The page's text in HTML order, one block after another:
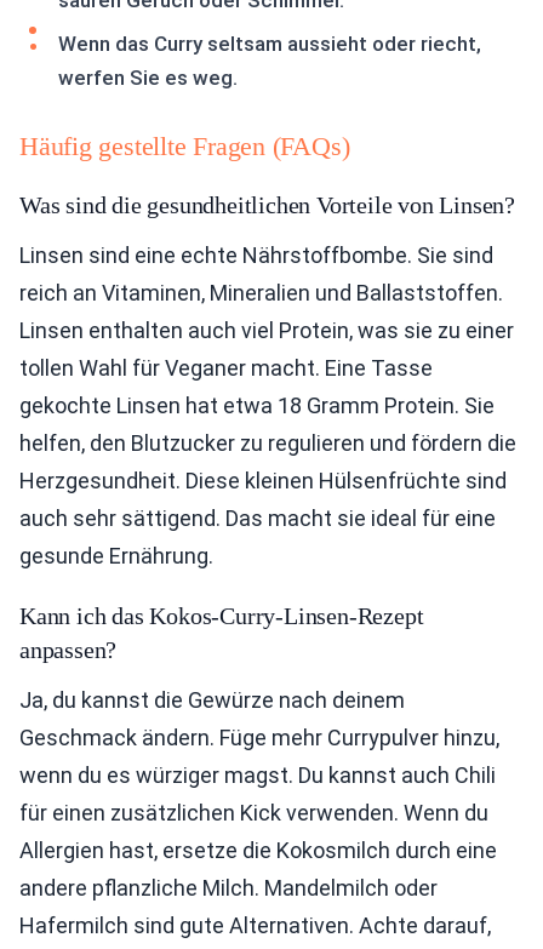
Wenn das Curry seltsam aussieht oder riecht,
werfen Sie es weg.
Häufig gestellte Fragen (FAQs)
Was sind die gesundheitlichen Vorteile von Linsen?
Linsen sind eine echte Nährstoffbombe. Sie sind
reich an Vitaminen, Mineralien und Ballaststoffen.
Linsen enthalten auch viel Protein, was sie zu einer
tollen Wahl für Veganer macht. Eine Tasse
gekochte Linsen hat etwa 18 Gramm Protein. Sie
helfen, den Blutzucker zu regulieren und fördern die
Herzgesundheit. Diese kleinen Hülsenfrüchte sind
auch sehr sättigend. Das macht sie ideal für eine
gesunde Ernährung.
Kann ich das Kokos-Curry-Linsen-Rezept
anpassen?
Ja, du kannst die Gewürze nach deinem
Geschmack ändern. Füge mehr Currypulver hinzu,
wenn du es würziger magst. Du kannst auch Chili
für einen zusätzlichen Kick verwenden. Wenn du
Allergien hast, ersetze die Kokosmilch durch eine
andere pflanzliche Milch. Mandelmilch oder
Hafermilch sind gute Alternativen. Achte darauf,